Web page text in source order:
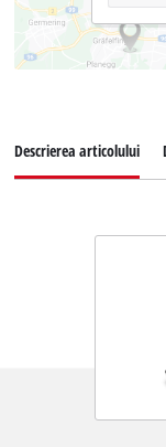
Descrierea articolului